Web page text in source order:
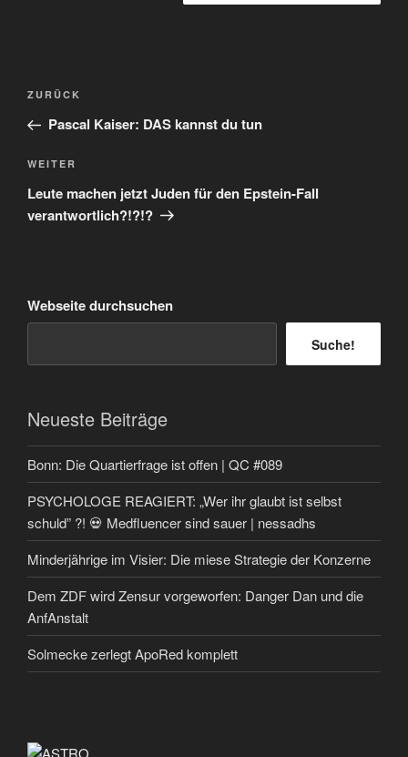
Beitragsnavigation
Vorheriger
Beitrag
ZURÜCK
Pascal Kaiser: DAS kannst du tun
Nächster
Beitrag
WEITER
Leute machen jetzt Juden für den Epstein-Fall
verantwortlich?!?!?
Webseite durchsuchen
Suche!
Neueste Beiträge
Bonn: Die Quartierfrage ist offen | QC #089
PSYCHOLOGE REAGIERT: „Wer ihr glaubt ist selbst
schuld” ?! 💀 Medfluencer sind sauer | nessadhs
Minderjährige im Visier: Die miese Strategie der Konzerne
Dem ZDF wird Zensur vorgeworfen: Danger Dan und die
AnfAnstalt
Solmecke zerlegt ApoRed komplett